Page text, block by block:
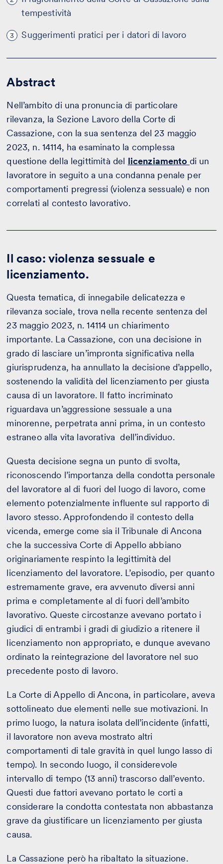
tempestività
3 Suggerimenti pratici per i datori di lavoro
Abstract
Nell’ambito di una pronuncia di particolare
rilevanza, la Sezione Lavoro della Corte di
Cassazione, con la sua sentenza del 23 maggio
2023, n. 14114, ha esaminato la complessa
questione della legittimità del licenziamento di un
lavoratore in seguito a una condanna penale per
comportamenti pregressi (violenza sessuale) e non
correlati al contesto lavorativo.
Il caso: violenza sessuale e
licenziamento.
Questa tematica, di innegabile delicatezza e
rilevanza sociale, trova nella recente sentenza del
23 maggio 2023, n. 14114 un chiarimento
importante. La Cassazione, con una decisione in
grado di lasciare un’impronta significativa nella
giurisprudenza, ha annullato la decisione d’appello,
sostenendo la validità del licenziamento per giusta
causa di un lavoratore. Il fatto incriminato
riguardava un’aggressione sessuale a una
minorenne, perpetrata anni prima, in un contesto
estraneo alla vita lavorativa dell’individuo.
Questa decisione segna un punto di svolta,
riconoscendo l’importanza della condotta personale
del lavoratore al di fuori del luogo di lavoro, come
elemento potenzialmente influente sul rapporto di
lavoro stesso. Approfondendo il contesto della
vicenda, emerge come sia il Tribunale di Ancona
che la successiva Corte di Appello abbiano
originariamente respinto la legittimità del
licenziamento del lavoratore. L’episodio, per quanto
estremamente grave, era avvenuto diversi anni
prima e completamente al di fuori dell’ambito
lavorativo. Queste circostanze avevano portato i
giudici di entrambi i gradi di giudizio a ritenere il
licenziamento non appropriato, e dunque avevano
ordinato la reintegrazione del lavoratore nel suo
precedente posto di lavoro.
La Corte di Appello di Ancona, in particolare, aveva
sottolineato due elementi nelle sue motivazioni. In
primo luogo, la natura isolata dell’incidente (infatti,
il lavoratore non aveva mostrato altri
comportamenti di tale gravità in quel lungo lasso di
tempo). In secondo luogo, il considerevole
intervallo di tempo (13 anni) trascorso dall’evento.
Questi due fattori avevano portato le corti a
considerare la condotta contestata non abbastanza
grave da giustificare un licenziamento per giusta
causa.
La Cassazione però ha ribaltato la situazione.